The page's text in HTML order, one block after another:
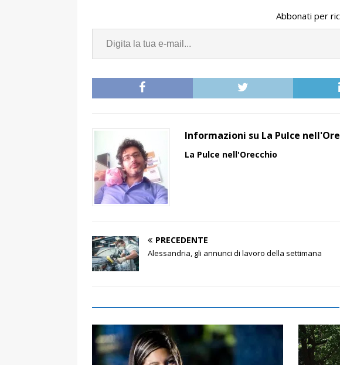
Abbonati per
Informazioni su La Pulce
La Pulce nell'Orecchio
PRECEDENTE
Alessandria, gli annunci di lavoro della settimana